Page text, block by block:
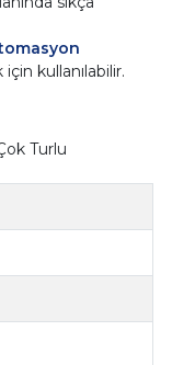
kullanılabilir.
Turlu